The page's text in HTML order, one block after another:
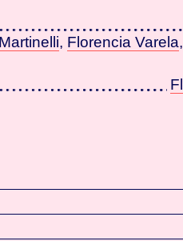
, Florencia Varela,